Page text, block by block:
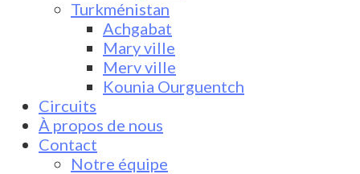
Turkménistan
Achgabat
Mary ville
Merv ville
Kounia Ourguentch
Circuits
À propos de nous
Contact
Notre équipe